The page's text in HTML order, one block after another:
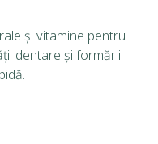
și vitamine pentru
dentare și formării